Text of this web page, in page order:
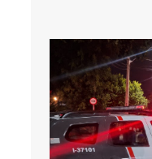
motorista seguia
apresentou uma
deixando de
uma nova partida.
policial, o condutor
certificou-se de que